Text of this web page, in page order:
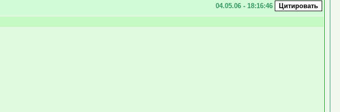
04.05.06 - 18:16:46